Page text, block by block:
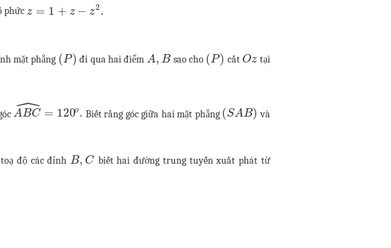
phứcz = 1 + z − z2.
mặt phẳng (P) đi qua hai điểm A, B sao cho (P) cắtOz tại
ABC
ˆ = 120o. Biết rằng góc giữa hai mặt phẳng (SAB) và
toạ độ các đỉnhB, C biết hai đường trung tuyến xuất phát từ